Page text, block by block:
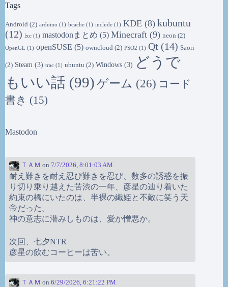
な
Tags
Android (2) arduino (1) bcache (1) include (1) KDE (8) kubuntu
(12) lxc (1) mastodonまとめ (5) Minecraft (9) neon (2)
OpenGL (1) openSUSE (5) owncloud (2) PSO2 (1) Qt (14) Saori
(2) Steam (3) trac (1) ubuntu (2) Windows (3) どうで
もいい話 (99)ゲーム (26) コード
書き (15)
Mastodon
ＴＡＭ on 7/7/2026, 8:01:03 AM
耐え難きを耐え忍び難きを忍び、数多の誘惑を振
り切り乗り越えた苦渋の一年、彦星の辿り着いた
約束の橋にいたのは、半裸の織姫と不敵に笑う天
帝だった。
神の意志に潜みしものは、愛か憎悪か。
次回、七夕NTR
彦星の飲むコーヒーは苦い。
ＴＡＭ on 6/29/2026, 6:21:22 PM